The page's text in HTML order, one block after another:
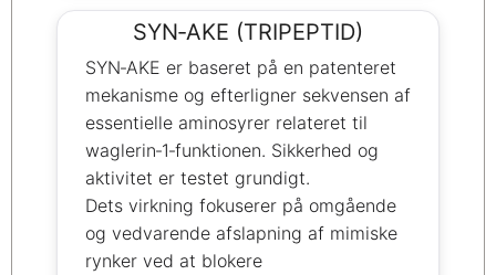
SYN‑AKE (TRIPEPTID)
SYN‑AKE er baseret på en patenteret
mekanisme og efterligner sekvensen af
essentielle aminosyrer relateret til
waglerin‑1‑funktionen. Sikkerhed og
aktivitet er testet grundigt.
Dets virkning fokuserer på omgående
og vedvarende afslapning af mimiske
rynker ved at blokere